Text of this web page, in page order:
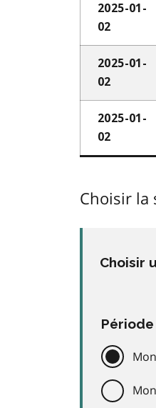
2025-01-
02
2025-01-
02
2025-01-
02
Choisir la
Choisir